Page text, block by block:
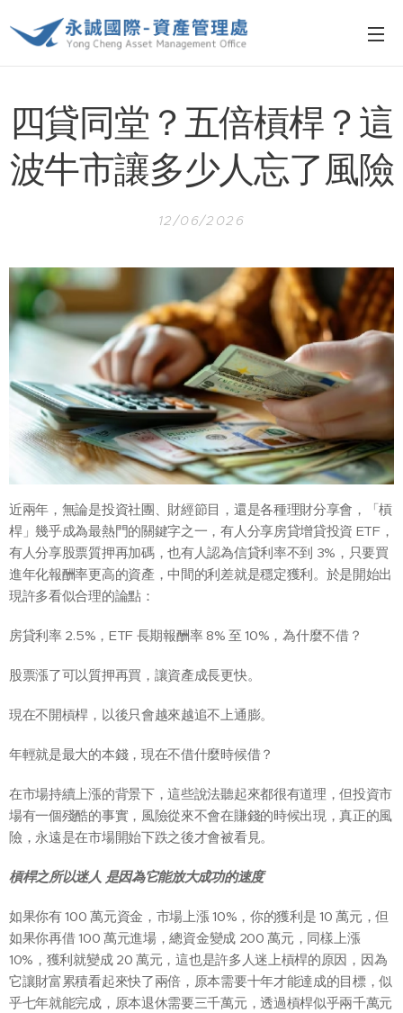
四貸同堂？五倍槓桿？這
波牛市讓多少人忘了風險
12/06/2026
近兩年，無論是投資社團、財經節目，還是各種理財分享會，「槓
桿」幾乎成為最熱門的關鍵字之一，有人分享房貸增貸投資 ETF，
有人分享股票質押再加碼，也有人認為信貸利率不到 3%，只要買
進年化報酬率更高的資產，中間的利差就是穩定獲利。於是開始出
現許多看似合理的論點：
房貸利率 2.5%，ETF 長期報酬率 8% 至 10%，為什麼不借？
股票漲了可以質押再買，讓資產成長更快。
現在不開槓桿，以後只會越來越追不上通膨。
年輕就是最大的本錢，現在不借什麼時候借？
在市場持續上漲的背景下，這些說法聽起來都很有道理，但投資市
場有一個殘酷的事實，風險從來不會在賺錢的時候出現，真正的風
險，永遠是在市場開始下跌之後才會被看見。
槓桿之所以迷人 是因為它能放大成功的速度
如果你有 100 萬元資金，市場上漲 10%，你的獲利是 10 萬元，但
如果你再借 100 萬元進場，總資金變成 200 萬元，同樣上漲
10%，獲利就變成 20 萬元，這也是許多人迷上槓桿的原因，因為
它讓財富累積看起來快了兩倍，原本需要十年才能達成的目標，似
乎七年就能完成，原本退休需要三千萬元，透過槓桿似乎兩千萬元